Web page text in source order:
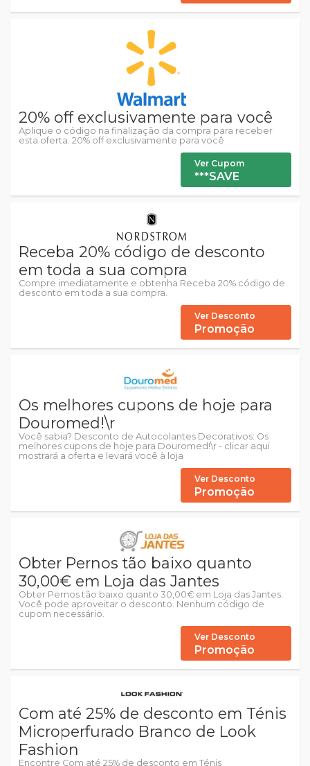
20% off exclusivamente para você
Aplique o código na finalização da compra para receber
esta oferta. 20% off exclusivamente para você
Ver Cupom
***SAVE
Receba 20% código de desconto
em toda a sua compra
Compre imediatamente e obtenha Receba 20% código de
desconto em toda a sua compra.
Ver Desconto
Promoção
Os melhores cupons de hoje para
Douromed!\r
Você sabia? Desconto de Autocolantes Decorativos: Os
melhores cupons de hoje para Douromed!\r - clicar aqui
mostrará a oferta e levará você à loja
Ver Desconto
Promoção
Obter Pernos tão baixo quanto
30,00€ em Loja das Jantes
Obter Pernos tão baixo quanto 30,00€ em Loja das Jantes.
Você pode aproveitar o desconto. Nenhum código de
cupom necessário.
Ver Desconto
Promoção
Com até 25% de desconto em Ténis
Microperfurado Branco de Look
Fashion
Encontre Com até 25% de desconto em Ténis